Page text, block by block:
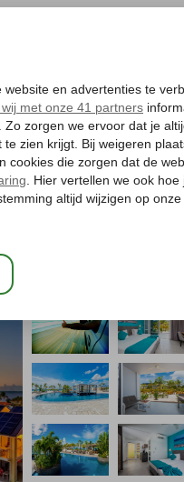
VERRE REIZEN
annuleren*